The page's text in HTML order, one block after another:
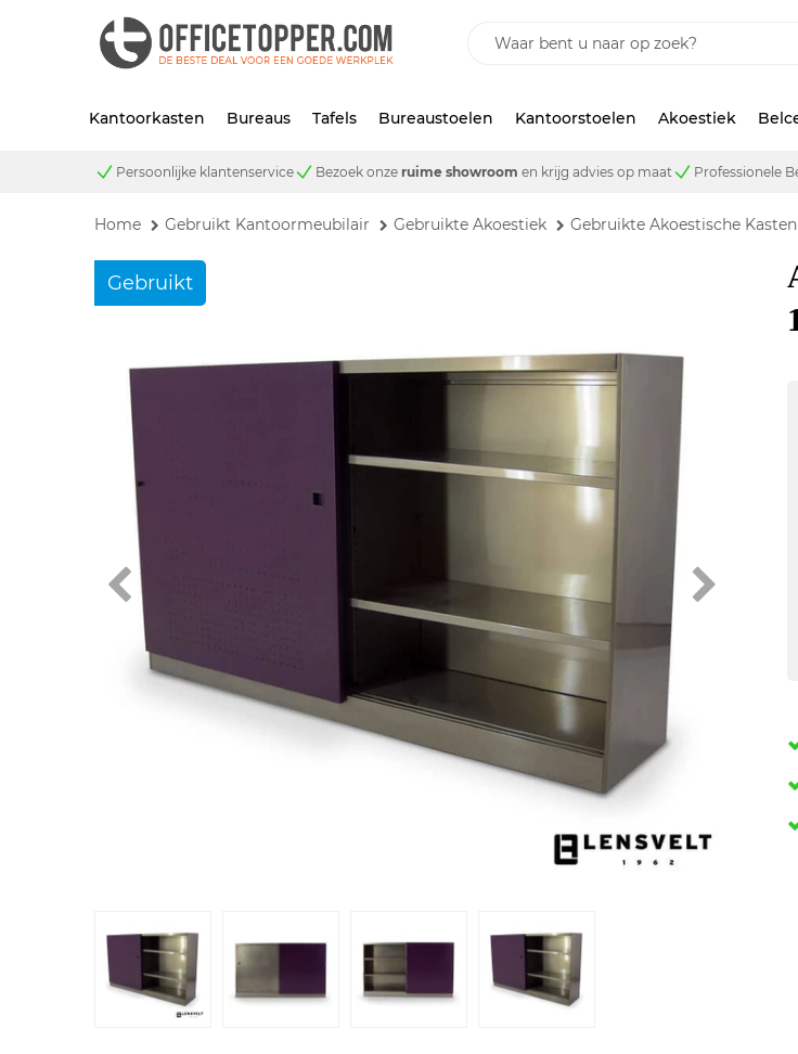
Kantoorkasten Bureaus Tafels Bureaustoelen Kantoorstoelen Akoestiek
Persoonlijke klantenservice Bezoek onze ruime showroom en krijg advies op maat Professionele
Home Gebruikt Kantoormeubilair Gebruikte Akoestiek Gebruikte Akoestische Kasten
Gebruikt